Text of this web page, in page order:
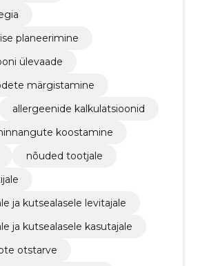
planeerimine
ülevaade
märgistamine
allergeenide kalkulatsioonid
koostamine
nõuded tootjale
ja kutsealasele levitajale
ja kutsealasele kasutajale
otstarve